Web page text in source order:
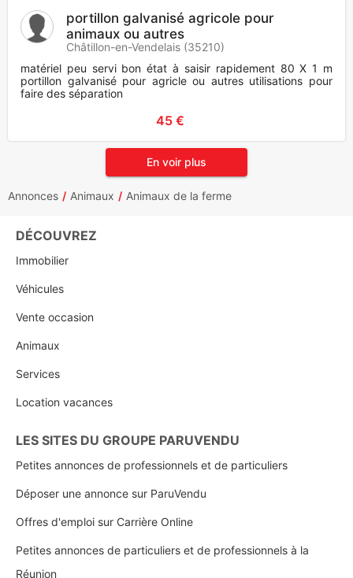
portillon galvanisé agricole pour
animaux ou autres
Châtillon-en-Vendelais (35210)
matériel peu servi bon état à saisir rapidement 80 X 1 m
portillon galvanisé pour agricle ou autres utilisations pour
faire des séparation
45 €
En voir plus
Annonces Animaux Animaux de la ferme
DÉCOUVREZ
Immobilier
Véhicules
Vente occasion
Animaux
Services
Location vacances
LES SITES DU GROUPE PARUVENDU
Petites annonces de professionnels et de particuliers
Déposer une annonce sur ParuVendu
Offres d'emploi sur Carrière Online
Petites annonces de particuliers et de professionnels à la
Réunion